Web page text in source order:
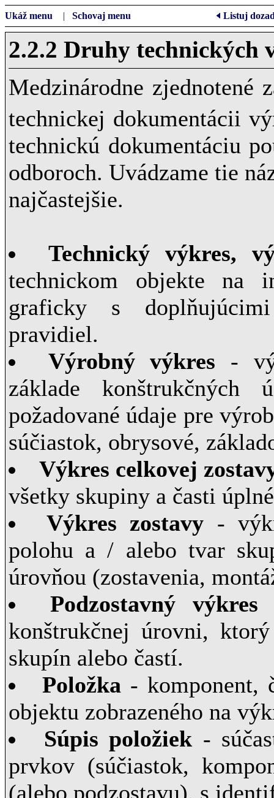
Ukáž menu | Schovaj menu Listuj
2.2.2 Druhy technických
Medzinárodne zjednotené
technickej dokumentácii
technickú dokumentáciu
odboroch. Uvádzame tie
najčastejšie.
Technický výkres,
technickom objekte na
graficky s
pravidiel.
Výrobný výkres -
základe konštrukčných
požadované údaje pre
súčiastok, obrysové,
Výkres celkovej
všetky skupiny a časti
Výkres zostavy -
polohu a / alebo tvar
úrovňou (zostavenia,
Podzostavný výkres
konštrukčnej úrovni,
skupín alebo častí.
Položka- komponent,
objektu zobrazeného na
Súpis položiek -
prvkov (súčiastok,
(alebo podzostavu), s